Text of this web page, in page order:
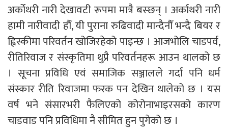
अर्कोथरी नारी देखावटी रूपमा मात्रै बस्छन् । अर्काथरी नारी
हामी नारीवादी हौँ, यी पुराना रुढिवादी मान्दैनौँ भन्दै बियर र
ह्विस्कीमा परिवर्तन खोजिरहेको पाइन्छ । आजभोलि चाडपर्व,
रीतिरिवाज र संस्कृतिमा थुप्रै परिवर्तनहरू आउन थालको छ
। सूचना प्रविधि एवं समाजिक सञ्जालले गर्दा पनि धर्म
संस्कार रीति रिवाजमा फरक पन देखिन थालेको छ । यस
वर्ष भने संसारभरी फैलिएको कोरोनाभाइरसको कारण
चाडवाड पनि प्रविधिमा नै सीमित हुन पुगेको छ ।